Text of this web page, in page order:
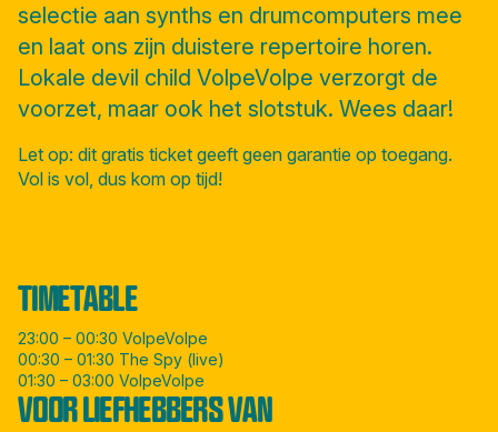
TIMETABLE
23:00 – 00:30 VolpeVolpe
00:30 – 01:30 The Spy (live)
01:30 – 03:00 VolpeVolpe
VOOR LIEFHEBBERS VAN
selectie aan synths en drumcomputers mee
en laat ons zijn duistere repertoire horen.
Lokale devil child VolpeVolpe verzorgt de
voorzet, maar ook het slotstuk. Wees daar!
Let op: dit gratis ticket geeft geen garantie op toegang.
Vol is vol, dus kom op tijd!